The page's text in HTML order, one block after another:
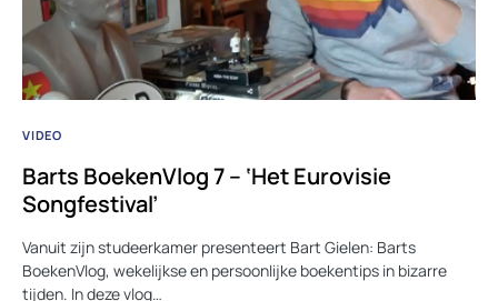
VIDEO
Barts BoekenVlog 7 – ‘Het Eurovisie
Songfestival’
Vanuit zijn studeerkamer presenteert Bart Gielen: Barts
BoekenVlog, wekelijkse en persoonlijke boekentips in bizarre
tijden. In deze vlog…